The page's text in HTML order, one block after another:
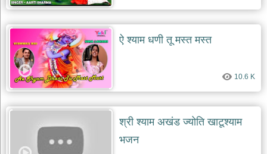
ऐ श्याम धणी तू मस्त मस्त
10.6 K
श्री श्याम अखंड ज्योति खाटूश्याम
भजन